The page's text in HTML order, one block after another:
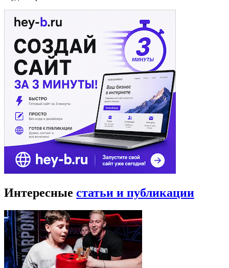
Интересные статьи и публикации